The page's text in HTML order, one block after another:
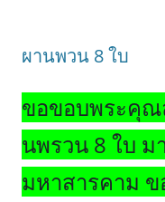
ผานพวน 8 ใบ
ขอขอบพระคุณ
นพรวน 8 ใบ ม
มหาสารคาม